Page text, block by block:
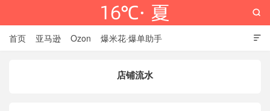

首页 亚马逊 Ozon 爆米花·爆单助手

店铺流水